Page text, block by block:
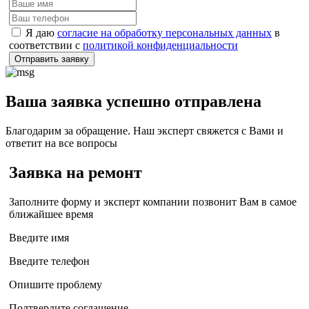
Я даю согласие на обработку персональных данных в
соответствии с политикой конфиденциальности
Отправить заявку
Ваша заявка успешно отправлена
Благодарим за обращение. Наш эксперт свяжется с Вами и
ответит на все вопросы
Заявка на ремонт
Заполните форму и эксперт компании позвонит Вам в самое
ближайшее время
Введите имя
Введите телефон
Опишите проблему